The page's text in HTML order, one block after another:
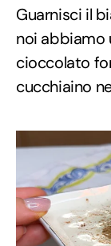
Guarnisci il
noi abbiamo
cioccolato
cucchiaino